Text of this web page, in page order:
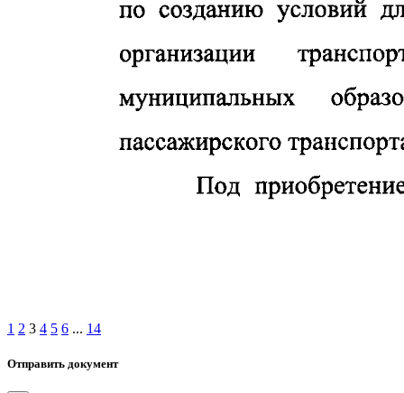
1 2 3 4 5 6 ... 14
Отправить документ